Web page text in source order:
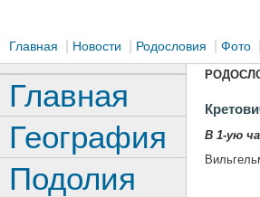
Главная Новости Родословия Фото
В 1-ую
Главная
География
Подолия